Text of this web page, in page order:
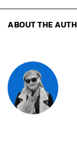
ABOUT THE